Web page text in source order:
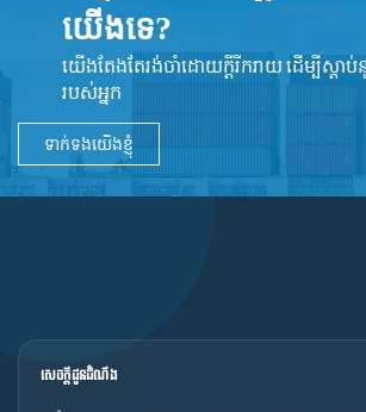
យើងទេ?
យើងតែងតែរង់ចាំដោយក្ដីរីករាយ ដើម្បីស្តា
របស់អ្នក
ទាក់ទងយើងខ្ញុំ
សេចក្ដីជូនដំណឹង